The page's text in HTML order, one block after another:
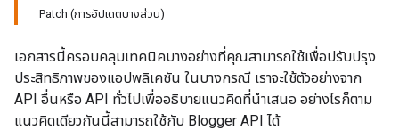
Patch (การอัปเดตบางส่วน)
เอกสารนี้ครอบคลุมเทคนิคบางอย่างที่คุณสามารถใช้เพื่อปรับปรุง
ประสิทธิภาพของแอปพลิเคชัน ในบางกรณี เราจะใช้ตัวอย่างจาก
API อื่นหรือ API ทั่วไปเพื่ออธิบายแนวคิดที่นำเสนอ อย่างไรก็ตาม
แนวคิดเดียวกันนี้สามารถใช้กับ Blogger API ได้